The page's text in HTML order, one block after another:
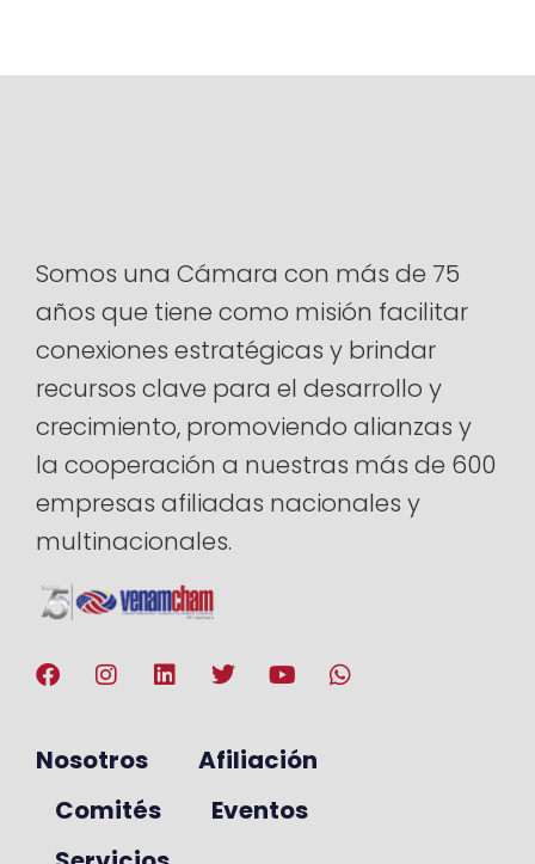
Somos una Cámara con más de 75
años que tiene como misión facilitar
conexiones estratégicas y brindar
recursos clave para el desarrollo y
crecimiento, promoviendo alianzas y
la cooperación a nuestras más de 600
empresas afiliadas nacionales y
multinacionales.
Nosotros
Afiliación
Comités
Eventos